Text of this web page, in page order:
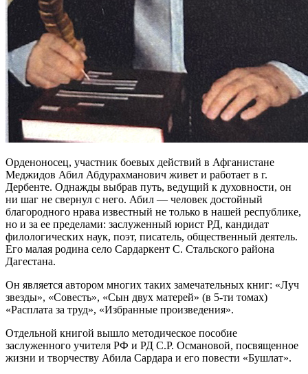
Орденоносец, участник боевых действий в Афганистане
Меджидов Абил Абдурахманович живет и работает в г.
Дербенте. Однажды выбрав путь, ведущий к духовности, он
ни шаг не свернул с него. Абил — человек достойный
благородного нрава известный не только в нашей республике,
но и за ее пределами: заслуженный юрист РД, кандидат
филологических наук, поэт, писатель, общественный деятель.
Его малая родина село Сардаркент С. Стальского района
Дагестана.
Он является автором многих таких замечательных книг: «Луч
звезды», «Совесть», «Сын двух матерей» (в 5-ти томах)
«Расплата за труд», «Избранные произведения».
Отдельной книгой вышло методическое пособие
заслуженного учителя РФ и РД С.Р. Османовой, посвященное
жизни и творчеству Абила Сардара и его повести «Бушлат».